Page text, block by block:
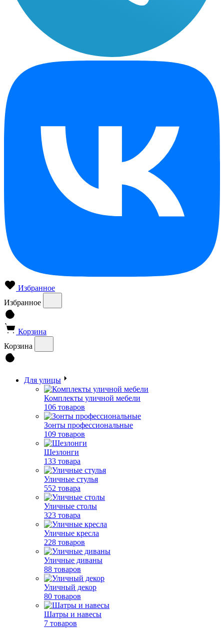
Избранное
Избранное
Корзина
Корзина
Для улицы
Комплекты уличной мебели
106 товаров
Зонты профессиональные
109 товаров
Шезлонги
133 товара
Уличные стулья
552 товара
Уличные столы
323 товара
Уличные кресла
228 товаров
Уличные диваны
88 товаров
Уличный декор
80 товаров
Шатры и навесы
7 товаров